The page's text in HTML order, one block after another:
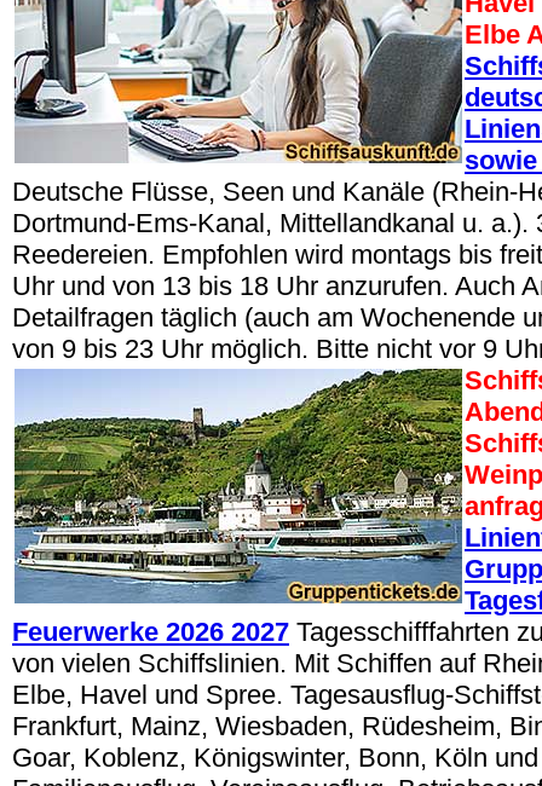
Elbe
Deutsche Flüsse, Seen und Kanäle (Rhein-
Dortmund-Ems-Kanal, Mittellandkanal u. a.).
Reedereien. Empfohlen wird montags bis
Uhr und von 13 bis 18 Uhr anzurufen. Auch
Detailfragen täglich (auch am Wochenende
von 9 bis 23 Uhr möglich. Bitte nicht vor 9
Feuerwerke 2026 2027 Tagesschifffahrten
von vielen Schiffslinien. Mit Schiffen auf
Elbe, Havel und Spree. Tagesausflug-
Frankfurt, Mainz, Wiesbaden, Rüdesheim,
Goar, Koblenz, Königswinter, Bonn, Köln